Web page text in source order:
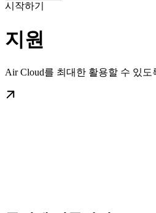
시작하기
지원
Air Cloud를 최대한 활용할 수 있